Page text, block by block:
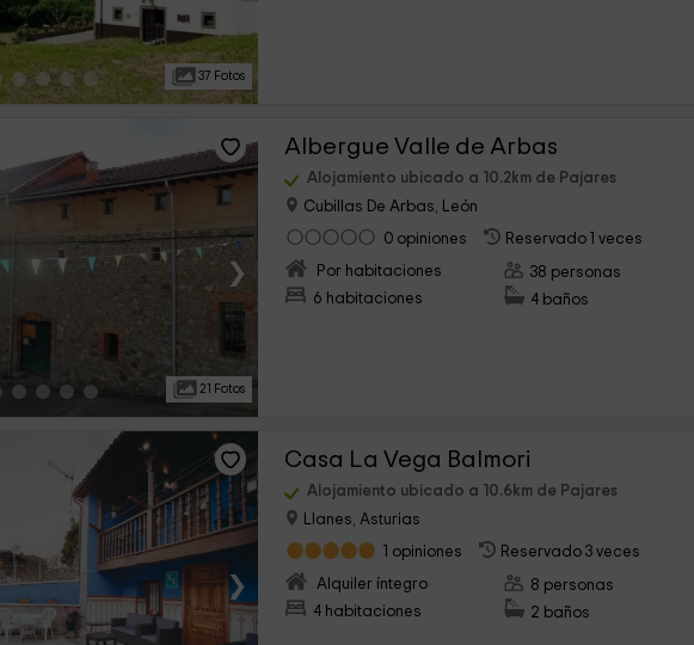
37 Fotos
›
21 Fotos
Albergue Valle de Arbas
Alojamiento ubicado a 10.2km de Pajares
Cubillas De Arbas, León
0 opiniones
Reservado 1 veces
Por habitaciones
6 habitaciones
38 personas
4 baños
›
Casa La Vega Balmori
Alojamiento ubicado a 10.6km de Pajares
Llanes, Asturias
1 opiniones
Reservado 3 veces
Alquiler íntegro
4 habitaciones
8 personas
2 baños